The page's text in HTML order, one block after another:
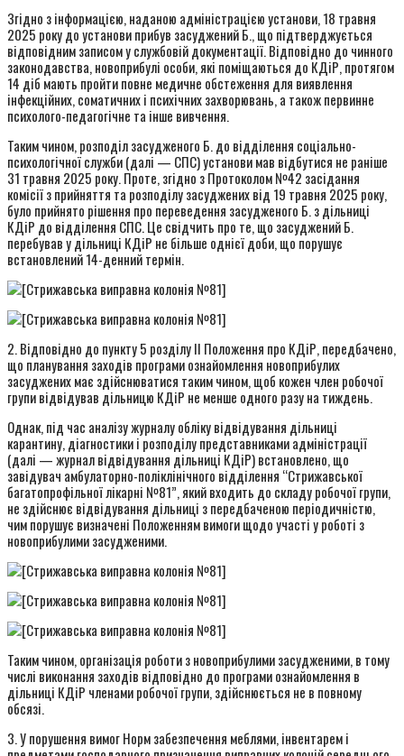
Згідно з інформацією, наданою адміністрацією установи, 18 травня
2025 року до установи прибув засуджений Б., що підтверджується
відповідним записом у службовій документації. Відповідно до чинного
законодавства, новоприбулі особи, які поміщаються до КДіР, протягом
14 діб мають пройти повне медичне обстеження для виявлення
інфекційних, соматичних і психічних захворювань, а також первинне
психолого-педагогічне та інше вивчення.
Таким чином, розподіл засудженого Б. до відділення соціально-
психологічної служби (далі — СПС) установи мав відбутися не раніше
31 травня 2025 року. Проте, згідно з Протоколом №42 засідання
комісії з прийняття та розподілу засуджених від 19 травня 2025 року,
було прийнято рішення про переведення засудженого Б. з дільниці
КДіР до відділення СПС. Це свідчить про те, що засуджений Б.
перебував у дільниці КДіР не більше однієї доби, що порушує
встановлений 14-денний термін.
2. Відповідно до пункту 5 розділу II Положення про КДіР, передбачено,
що планування заходів програми ознайомлення новоприбулих
засуджених має здійснюватися таким чином, щоб кожен член робочої
групи відвідував дільницю КДіР не менше одного разу на тиждень.
Однак, під час аналізу журналу обліку відвідування дільниці
карантину, діагностики і розподілу представниками адміністрації
(далі — журнал відвідування дільниці КДіР) встановлено, що
завідувач амбулаторно-поліклінічного відділення “Стрижавської
багатопрофільної лікарні №81”, який входить до складу робочої групи,
не здійснює відвідування дільниці з передбаченою періодичністю,
чим порушує визначені Положенням вимоги щодо участі у роботі з
новоприбулими засудженими.
Таким чином, організація роботи з новоприбулими засудженими, в тому
числі виконання заходів відповідно до програми ознайомлення в
дільниці КДіР членами робочої групи, здійснюється не в повному
обсязі.
3. У порушення вимог Норм забезпечення меблями, інвентарем і